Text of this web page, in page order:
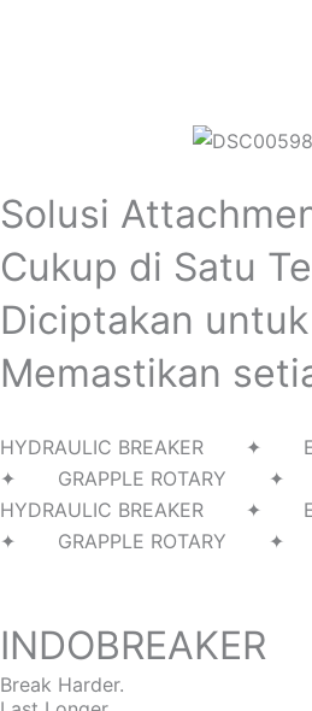
Solusi
Cukup di Satu
Diciptakan
Memastikan
HYDRAULIC BREAKER
✦ GRAPPLE ROTARY
HYDRAULIC BREAKER
✦ GRAPPLE ROTARY
INDOBREAKER
Break Harder.